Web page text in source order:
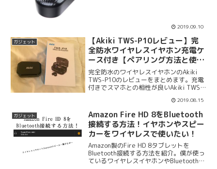
2019.09.10
ガジェット
【Akiki TWS-P10レビュー】完
全防水ワイヤレスイヤホン充電ケ
ース付き【ペアリング方法と使い
方】
完全防水のワイヤレスイヤホンのAkiki
TWS-P10のレビューをまとめます。充電
付きでスマホとの相性が良いAkiki TWS-
ます。付属品、装着感、音質、価格もま
とめます。Akiki TWS-P10のレビュー記
事。
2019.08.15
ガジェット
Amazon Fire HD 8をBluetooth
接続する方法！イヤホンやスピー
カーをワイヤレスで使いたい！
Amazon製のFire HD 8タブレットを
Bluetooth接続する方法を紹介。僕が使っ
ているワイヤレスイヤホンやBluetoothス